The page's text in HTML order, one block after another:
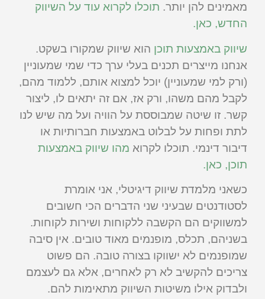
מאמינים להן יותר. תוכלו לקרוא עוד על השיווק
החדש, כאן.
שיווק באמצעות תוכן הוא שיווק שמקורו בשקט.
אנחנו מייצרים תכנים בעלי ערך כדי שמי שמעוניין
(ורק למי שמעוניין) יוכל למצוא אותם, ללמוד מהם,
לקבל מהם משהו, ורק אז, אם זה יתאים לו, ליצור
קשר. זו שיטה שמבוססת על הוויה ועל מה שיש לנו
לתת ופחות על לבלוט באמצעות חברותיות או
דיבור דינמי. תוכלו לקרוא מהו שיווק באמצעות
תוכן, כאן.
כשאני מלמדת שיווק דיגיטלי, אני אומרת
לסטודנטים שבעיני שני הדברים הכי חשובים
למשווקים הם הקשבה ללקוחות ושירות לקוחות.
בשניהם, תכלס, מופנמים מאוד טובים. אין סיבה
שמופנמים לא ישווקו בצורה טובה. הם פשוט
צריכים להקשיב לא רק לאחרים, אלא גם לעצמם
ולבדוק אילו משיטות השיווק מתאימות להם.